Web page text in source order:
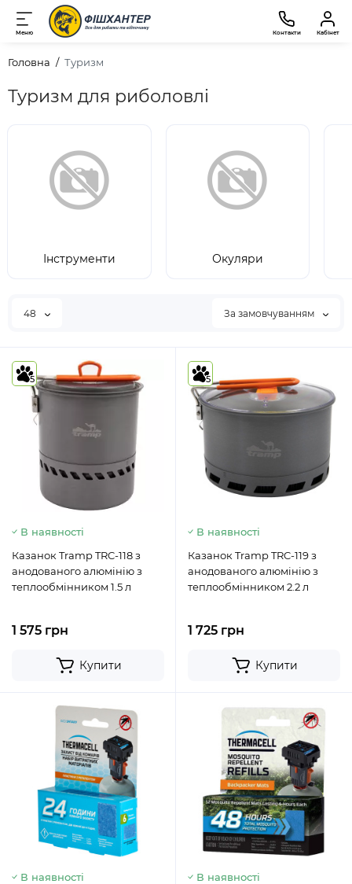
Меню Контакти Кабінет
Головна Туризм
Туризм для риболовлі
Інструменти Окуляри
48 За замовчуванням
5
В наявності
Казанок Tramp TRC-118 з
анодованого алюмінію з
теплообмінником 1.5 л
1 575 грн
Купити
5
В наявності
Казанок Tramp TRC-119 з
анодованого алюмінію з
теплообмінником 2.2 л
1 725 грн
Купити
В наявності
В наявності